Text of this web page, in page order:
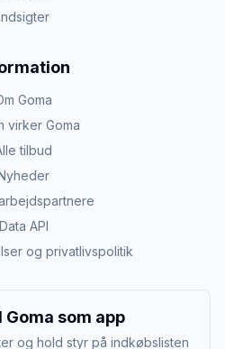
Goma
virker Goma
tilbud
Data API
og privatlivspolitik
Goma som app
og hold styr på indkøbslisten